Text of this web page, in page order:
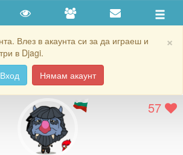
×
Влез в акаунта си за да играеш и
в Djagi.
Вход
Нямам акаунт
57